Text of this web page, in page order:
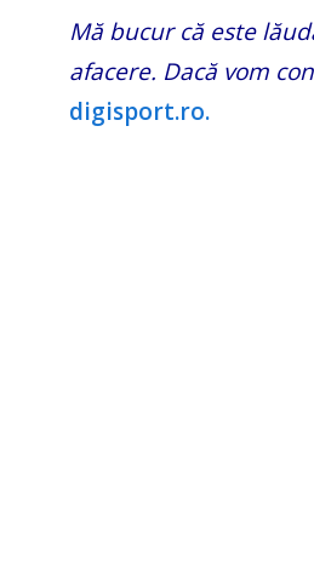
Mă bucur că este
afacere. Dacă vom
digisport.ro.